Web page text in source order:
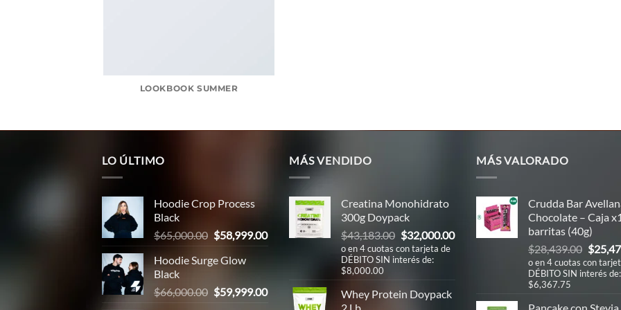
LOOKBOOK SUMMER
LO ÚLTIMO
Hoodie Crop Process
Black
$65,000.00 El
original
$65,000.00.
$58,999.00El
$58,999.00.
Hoodie Surge Glow
Black
$66,000.00 El
$59,999.00El
precio
MÁS VENDIDO
Creatina Monohidrato
300g Doypack
$43,183.00 El
precio
original
$43,183.00.
$32,000.00El
o en 4 cuotas con tarjeta de
DÉBITO SIN interés de:
$8,000.00
Whey Protein Doypack
MÁS VALORADO
Crudda Bar
Chocolate – Caja
barritas (40g)
$28,439.00 El
precio
original
$
o en 4 cuotas con
DÉBITO SIN interés de:
$6,367.75